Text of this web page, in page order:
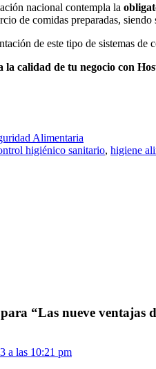
nacional contempla la
de comidas preparadas,
de este tipo de sistemas
la calidad de tu negocio con
Alimentaria
higiénico sanitario, higiene
“Las nueve ventajas
a las 10:21 pm